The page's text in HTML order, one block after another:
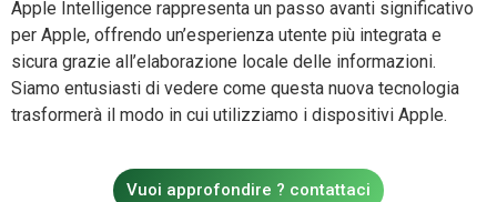
Apple Intelligence rappresenta un passo avanti significativo
per Apple, offrendo un’esperienza utente più integrata e
sicura grazie all’elaborazione locale delle informazioni.
Siamo entusiasti di vedere come questa nuova tecnologia
trasformerà il modo in cui utilizziamo i dispositivi Apple.
Vuoi approfondire ? contattaci